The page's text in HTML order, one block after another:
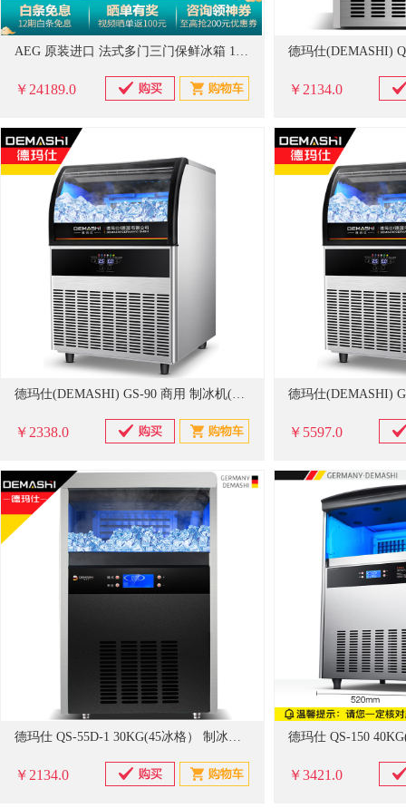
AEG 原装进口 法式多门三门保鲜冰箱 1级能效 高效变频 全自动制冰机 内置净水系统 EHE5267SA（单位：台）
￥24189.0 ￥2134.0
德玛仕(DEMASHI) GS-90 商用 制冰机(单位：台)
￥2338.0 ￥5597.0
德玛仕 QS-55D-1 30KG(45冰格） 制冰机(计价单位：台)
￥2134.0 ￥3421.0